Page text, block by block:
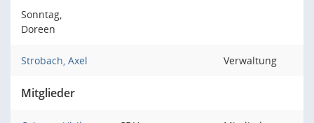
Sonntag,
Doreen
Strobach, Axel Verwaltung
Mitglieder